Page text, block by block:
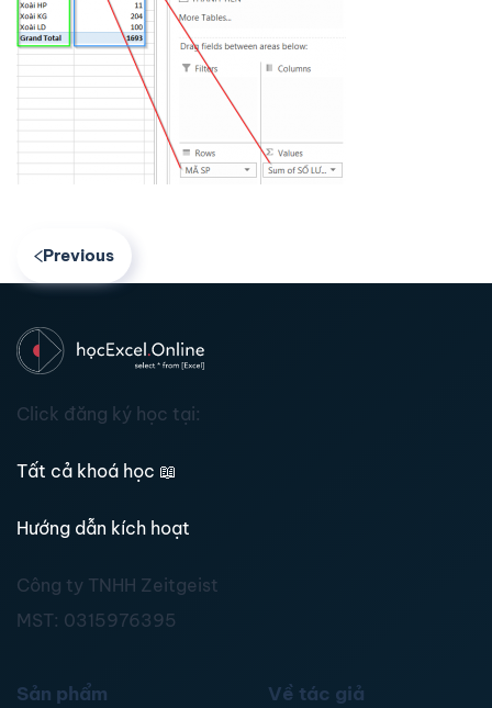
Previous
Click đăng ký học tại:
Tất cả khoá học 📖
Hướng dẫn kích hoạt
Công ty TNHH Zeitgeist
MST: 0315976395
Sản phẩm Về tác giả